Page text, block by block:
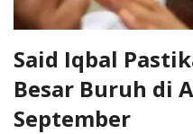
Said Iqbal
Besar Buruh di
September